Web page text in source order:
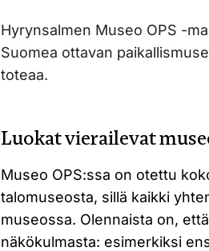
Hyrynsalmen Museo OPS -
Suomea ottavan
toteaa.
Luokat vierailevat
Museo OPS:ssa on otettu
talomuseosta, sillä kaikki
museossa. Olennaista on,
näkökulmasta: esimerkiksi